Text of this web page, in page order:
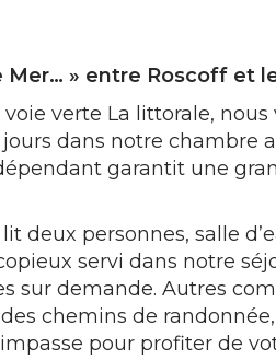
Mer… » entre Roscoff et
verte La littorale,
dans notre chambre
garantit une
deux personnes, salle
servi dans notre
sur demande. Autres
chemins de
pour profiter de